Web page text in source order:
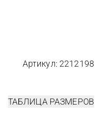
Артикул: 2212198
ТАБЛИЦА РАЗМЕРОВ